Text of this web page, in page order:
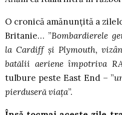
O cronică amănunțită a
Britanie… ”Bombardierele
la Cardiff și Plymouth,
batălii aeriene împotriva
tulbure peste East End – ”
pierduseră viața”.